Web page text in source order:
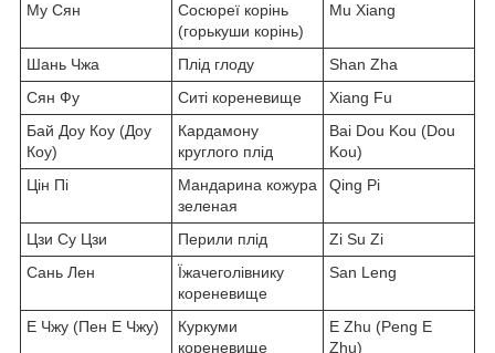
Му Сян
Сосюреї корінь
(горькуши корінь)
Mu Xiang
Шань Чжа Плід глоду
Shan Zha
Сян Фу
Ситі кореневище
Xiang Fu
Бай Доу Коу (Доу
Коу)
Кардамону
круглого плід
Bai Dou Kou (Dou
Kou)
Цін Пі
Мандарина кожура
зеленая
Qing Pi
Цзи Су Цзи Перили плід
Zi Su Zi
Сань Лен
Їжачеголівнику
кореневище
San Leng
Е Чжу (Пен Е Чжу)
Куркуми
кореневище
E Zhu (Peng E
Zhu)